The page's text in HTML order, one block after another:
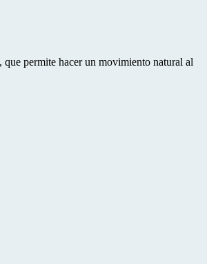
permite hacer un movimiento natural al